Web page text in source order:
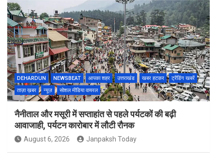
DEHARDUN NEWSBEAT आपका शहर उत्तराखंड खबर हटकर
ट्रेंडिंग खबरें
ताज़ा ख़बर
न्यूज़ सोशल मीडिया वायरल
नैनीताल और मसूरी में सप्ताहांत से पहले पर्यटकों की बढ़ी
आवाजाही, पर्यटन कारोबार में लौटी रौनक
August 6, 2026 Janpaksh Today